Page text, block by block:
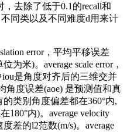
去除了低于0.1的recall和
同类以及不同难度d用来计
error，平均平移误差
为米)。average scale error，
iou是角度对齐后的三维交并
角度误差(aoe) 是预测值和真
类别角度偏差都在360°内,
180°内)。average velocity
差的l2范数(m/s)。average